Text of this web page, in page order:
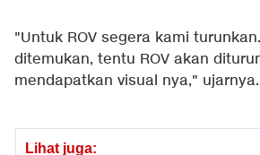
"Untuk ROV segera kami
ditemukan, tentu ROV akan
mendapatkan visual nya," ujarnya.
Lihat juga: